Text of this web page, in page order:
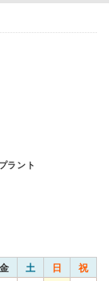
ラント
金 土 日 祝